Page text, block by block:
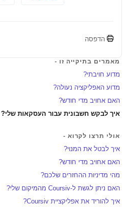
הדפסה
מאמרים בתיקייה זו -
מדוע חויבתי?
מדוע האפליקציה נעולה?
האם אחויב מדי חודש?
איך לבקש חשבונית עבור העסקאות שלי?
אולי תרצו לקרוא -
איך לבטל את המנוי?
האם אחויב מדי חודש?
מהי מדיניות ההחזרים שלכם?
האם ניתן לגשת ל-Coursiv מהמיקום שלי?
איך להוריד את אפליקציית Coursiv?